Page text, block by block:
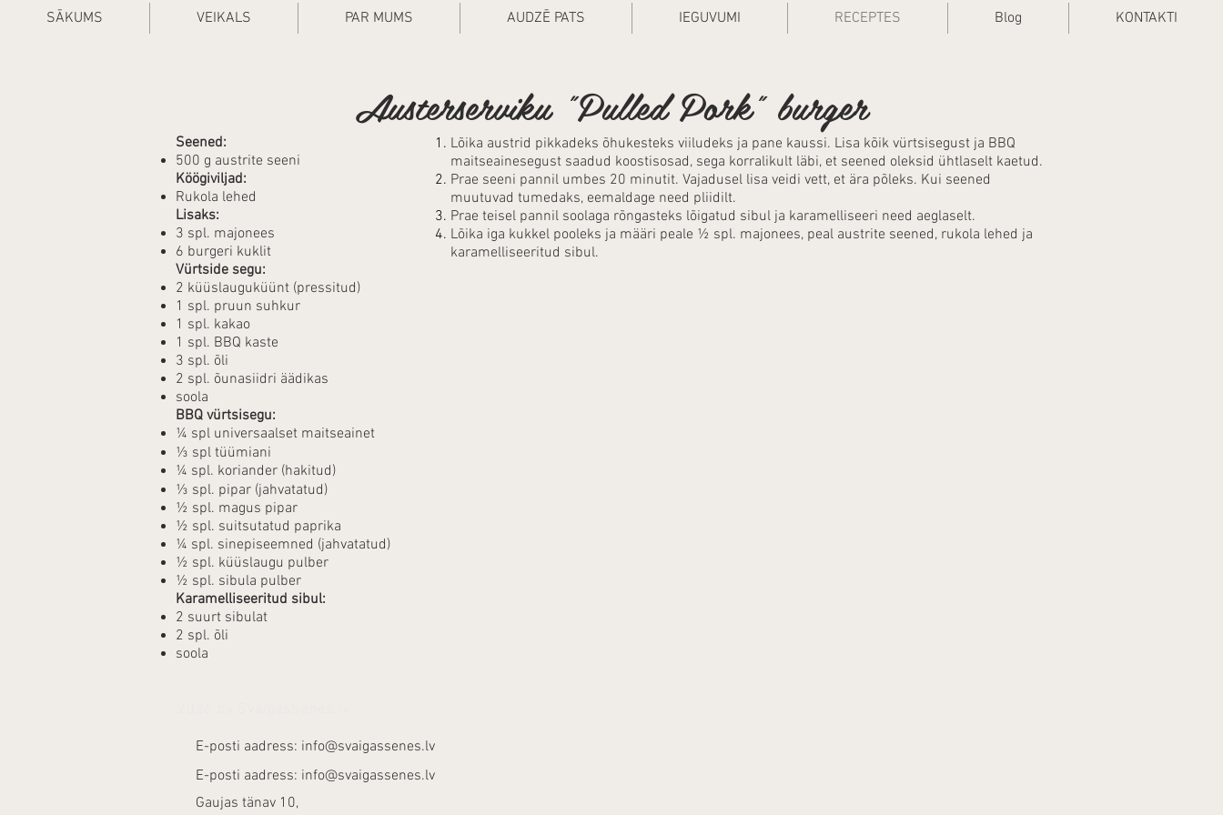
SĀKUMS VEIKALS PAR MUMS AUDZĒ PATS IEGUVUMI RECEPTES Blog KONTAKTI
Austerserviku "Pulled Pork" burger
Seened:
500 g austrite seeni
Köögiviljad:
Rukola lehed
Lisaks:
3 spl. majonees
6 burgeri kuklit
Vürtside segu:
2 küüslauguküünt (pressitud)
1 spl. pruun suhkur
1 spl. kakao
1 spl. BBQ kaste
3 spl. õli
2 spl. õunasiidri äädikas
soola
BBQ vürtsisegu:
¼ spl universaalset maitseainet
⅓ spl tüümiani
¼ spl. koriander (hakitud)
⅓ spl. pipar (jahvatatud)
½ spl. magus pipar
½ spl. suitsutatud paprika
¼ spl. sinepiseemned (jahvatatud)
½ spl. küüslaugu pulber
½ spl. sibula pulber
Karamelliseeritud sibul:
2 suurt sibulat
2 spl. õli
soola
Lõika austrid pikkadeks õhukesteks viiludeks ja pane kaussi. Lisa kõik vürtsisegust ja BBQ
maitseainesegust saadud koostisosad, sega korralikult läbi, et seened oleksid ühtlaselt kaetud.
Prae seeni pannil umbes 20 minutit. Vajadusel lisa veidi vett, et ära põleks. Kui seened
muutuvad tumedaks, eemaldage need pliidilt.
Prae teisel pannil soolaga rõngasteks lõigatud sibul ja karamelliseeri need aeglaselt.
Lõika iga kukkel pooleks ja määri peale ½ spl. majonees, peal austrite seened, rukola lehed ja
karamelliseeritud sibul.
E-posti aadress: info@svaigassenes.lv
E-posti aadress: info@svaigassenes.lv
Gaujas tänav 10,